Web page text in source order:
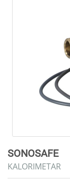
SONOSAFE
KALORIMETAR